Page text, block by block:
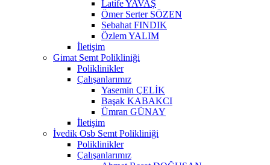
Latife YAVAŞ
Ömer Serter SÖZEN
Sebahat FINDIK
Özlem YALIM
İletişim
Gimat Semt Polikliniği
Poliklinikler
Çalışanlarımız
Yasemin ÇELİK
Başak KABAKCI
Ümran GÜNAY
İletişim
İvedik Osb Semt Polikliniği
Poliklinikler
Çalışanlarımız